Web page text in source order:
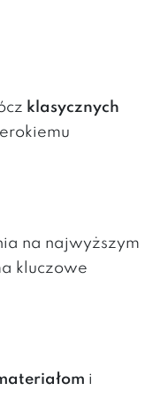
klasycznych
na najwyższym
kluczowe
i